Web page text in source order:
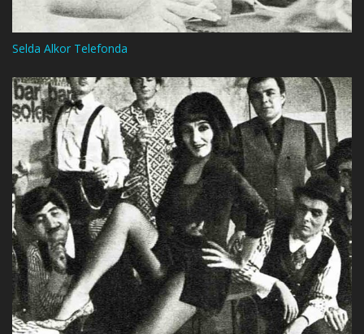
Selda Alkor Telefonda